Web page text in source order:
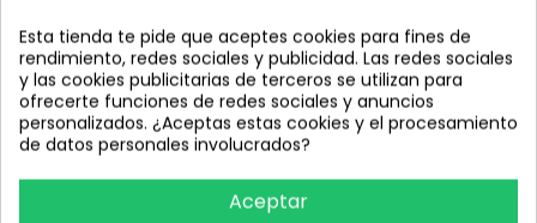
Ciclos Cuervas
Taller especializado.
Venta de bicicletas y componentes.
Ropa y complementos para el ciclista
Esta tienda te pide que aceptes cookies para fines de
rendimiento, redes sociales y publicidad. Las redes sociales
y las cookies publicitarias de terceros se utilizan para
ofrecerte funciones de redes sociales y anuncios
personalizados. ¿Aceptas estas cookies y el procesamiento
de datos personales involucrados?
Aceptar